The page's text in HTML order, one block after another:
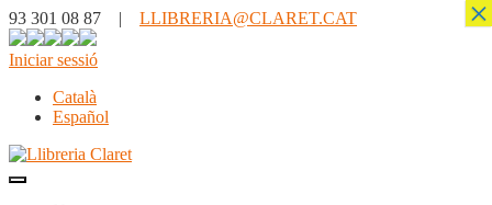
93 301 08 87 | LLIBRERIA@CLARET.CAT
Iniciar sessió
Català
Español
×